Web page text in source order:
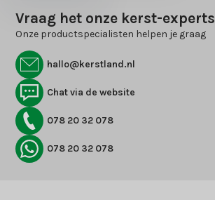
Vraag het onze kerst-experts
Onze productspecialisten helpen je graag
hallo@kerstland.nl
Chat via de website
078 20 32 078
078 20 32 078